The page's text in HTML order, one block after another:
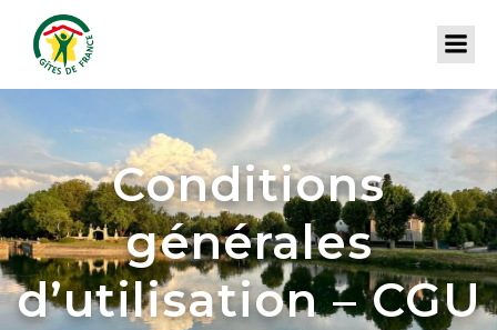
Conditions
générales
d’utilisation – CGU